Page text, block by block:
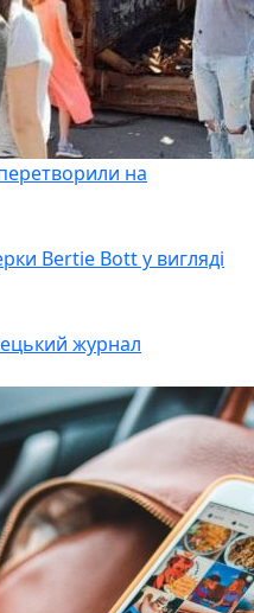
на
Bertie Bott у вигляді
журнал